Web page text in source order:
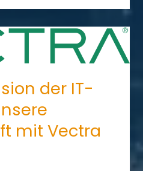
der IT-
mit Vectra